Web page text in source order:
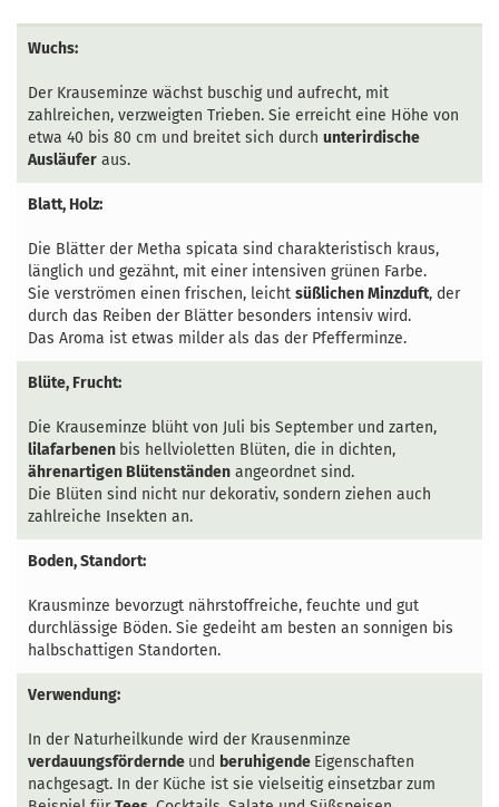
Wuchs:
Der Krauseminze wächst buschig und aufrecht, mit
zahlreichen, verzweigten Trieben. Sie erreicht eine Höhe von
etwa 40 bis 80 cm und breitet sich durch unterirdische
Ausläufer aus.
Blatt, Holz:
Die Blätter der Metha spicata sind charakteristisch kraus,
länglich und gezähnt, mit einer intensiven grünen Farbe.
Sie verströmen einen frischen, leicht süßlichen Minzduft, der
durch das Reiben der Blätter besonders intensiv wird.
Das Aroma ist etwas milder als das der Pfefferminze.
Blüte, Frucht:
Die Krauseminze blüht von Juli bis September und zarten,
lilafarbenen bis hellvioletten Blüten, die in dichten,
ährenartigen Blütenständen angeordnet sind.
Die Blüten sind nicht nur dekorativ, sondern ziehen auch
zahlreiche Insekten an.
Boden, Standort:
Krausminze bevorzugt nährstoffreiche, feuchte und gut
durchlässige Böden. Sie gedeiht am besten an sonnigen bis
halbschattigen Standorten.
Verwendung:
In der Naturheilkunde wird der Krausenminze
verdauungsfördernde und beruhigende Eigenschaften
nachgesagt. In der Küche ist sie vielseitig einsetzbar zum